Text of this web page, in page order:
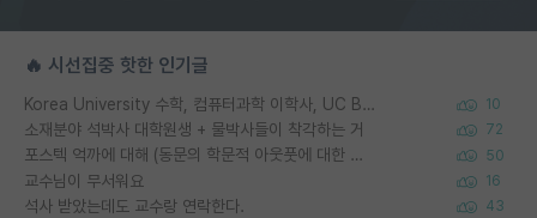
🔥 시선집중 핫한 인기글
Korea University 수학, 컴퓨터과학 이학사, UC Berkeley 산업공학 대학원 공학박사가 되는 것은 쉽지 않겠죠? 10
소재분야 석박사 대학원생 + 물박사들이 착각하는 거 72
포스텍 억까에 대해 (동문의 학문적 아웃풋에 대한 반박) 50
교수님이 무서워요 16
석사 받았는데도 교수랑 연락한다. 43